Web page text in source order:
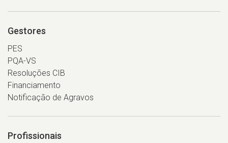
Gestores
PES
PQA-VS
Resoluções CIB
Financiamento
Notificação de Agravos
Profissionais